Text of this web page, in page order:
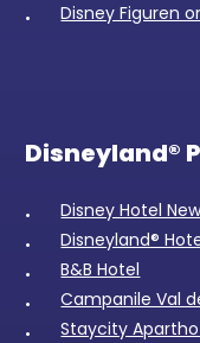
Disney Figuren
Disneyland®
Disney Hotel
Disneyland®
B&B Hotel
Campanile Val
Staycity